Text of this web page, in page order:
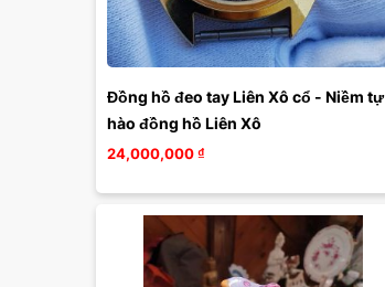
Đồng hồ đeo tay Liên Xô cổ - Niềm tự
hào đồng hồ Liên Xô
24,000,000₫